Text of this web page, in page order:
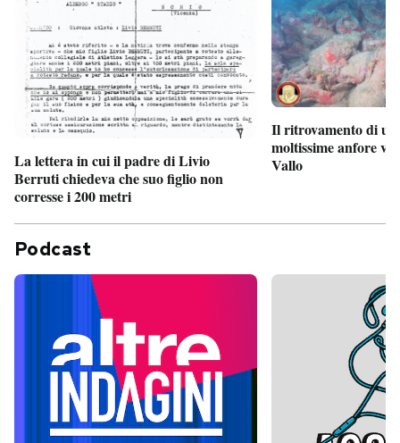
La lettera in cui il padre di Livio
Berruti chiedeva che suo figlio non
corresse i 200 metri
Il ritrovamento di
moltissime anfore
Vallo
Podcast